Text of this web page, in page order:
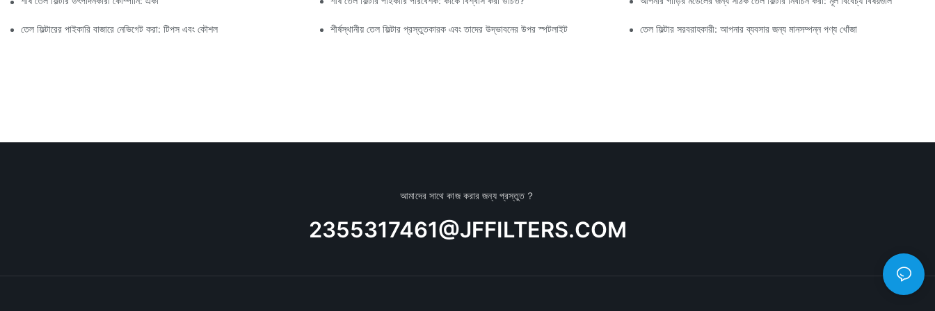
তেল ফিল্টারের পাইকারি বাজারে নেভিগেট করা: টিপস এবং কৌশল শীর্ষস্থানীয় তেল ফিল্টার প্রস্তুতকারক এবং তাদের উদ্ভাবনের উপর স্পটলাইট তেল ফিল্টার সরবরাহকারী: আপনার ব্যবসার জন্য মানসম্পন্ন পণ্য খোঁজা
আমাদের সাথে কাজ করার জন্য প্রস্তুত？
2355317461@JFFILTERS.COM